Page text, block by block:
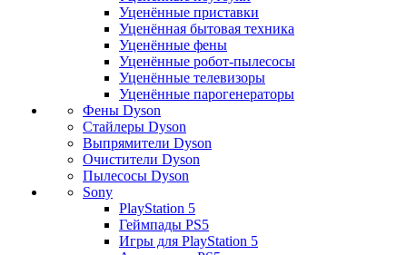
Уценённые приставки
Уценённая бытовая техника
Уценённые фены
Уценённые робот-пылесосы
Уценённые телевизоры
Уценённые парогенераторы
Фены Dyson
Стайлеры Dyson
Выпрямители Dyson
Очистители Dyson
Пылесосы Dyson
Sony
PlayStation 5
Геймпады PS5
Игры для PlayStation 5